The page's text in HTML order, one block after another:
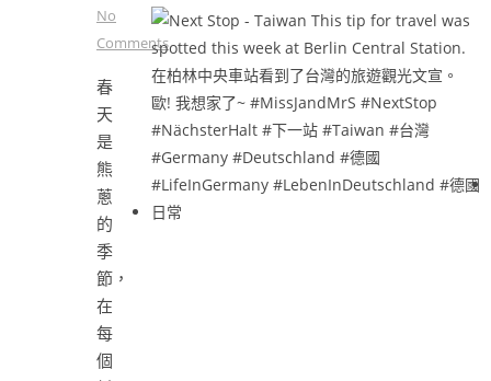
No
Comments
春
天
是
熊
蔥
的
季
節，
在
每
個